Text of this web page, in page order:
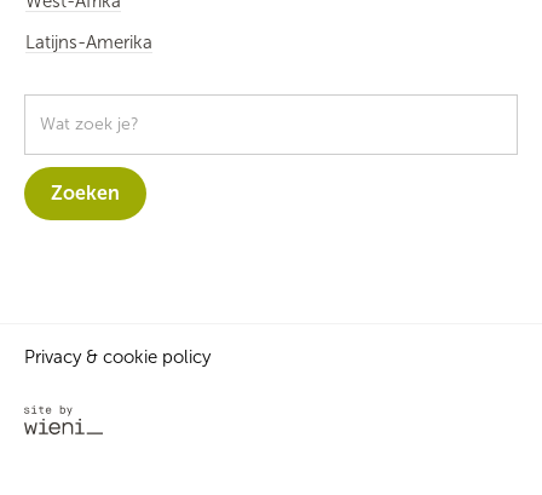
Latijns-Amerika
Privacy & cookie policy